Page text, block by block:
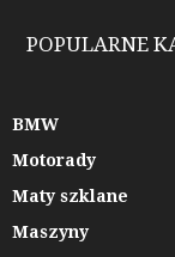
POPULARNE
BMW
Motorady
Maty szklane
Maszyny